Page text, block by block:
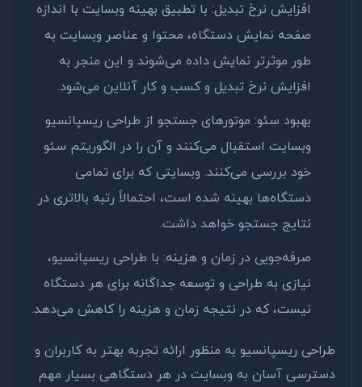
افزایش نرخ تبدیل: با تطبیق بهینه وبسایت با اندازه
صفحه نمایش دستگاه، محتوا و عناصر وبسایت به
طور موثر‌تر نمایش داده می‌شوند و این منجر به
افزایش نرخ تبدیل و کسب و کار آنلاین می‌شود.
بهبود سئو: موتورهای جستجو از طراحی ریسپانسیو
وبسایت استقبال می‌کنند و آن را در الگوریتم سئو
خود بررسی می‌کنند. وبسایتی که برای تمامی
دستگاه‌ها بهینه شده است، احتمالاً رتبه بالاتری در
نتایج جستجو خواهد داشت.
صرفه‌جویی در زمان و هزینه: با طراحی ریسپانسیو،
نیازی به طراحی و توسعه جداگانه برای هر دستگاه
نیست، که در نتیجه زمان و هزینه را کاهش می‌دهد.
طراحی ریسپانسیو به منظور ارائه تجربه بهتر به کاربران و
دسترسی آسان به وبسایت در هر دستگاهی بسیار مهم